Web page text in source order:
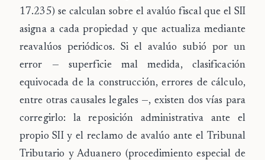
17.235) se calculan sobre el avalúo fiscalque el SII
asigna a cada propiedad y que actualiza mediante
reavalúos periódicos. Si el avalúo subió por un
error — superficie mal medida, clasificación
equivocada de la construcción, errores de cálculo,
entre otras causales legales —, existen dos vías para
corregirlo: lareposición administrativa ante el
propio SIIy elreclamo de avalúo ante el Tribunal
Tributario y Aduanero (procedimiento especial de